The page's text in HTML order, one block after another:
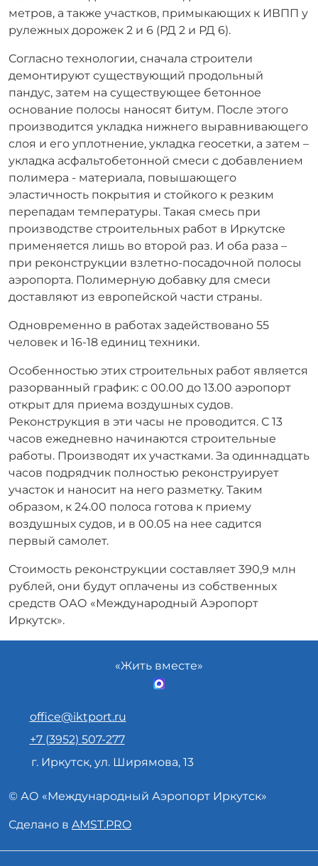
метров, а также участков, примыкающих к ИВПП у
рулежных дорожек 2 и 6 (РД 2 и РД 6).
Согласно технологии, сначала строители
демонтируют существующий продольный
пандус, затем на существующее бетонное
основание полосы наносят битум. После этого
производится укладка нижнего выравнивающего
слоя и его уплотнение, укладка геосетки, а затем –
укладка асфальтобетонной смеси с добавлением
полимера - материала, повышающего
эластичность покрытия и стойкого к резким
перепадам температуры. Такая смесь при
производстве строительных работ в Иркутске
применяется лишь во второй раз. И оба раза –
при реконструкции взлетно-посадочной полосы
аэропорта. Полимерную добавку для смеси
доставляют из европейской части страны.
Одновременно в работах задействовано 55
человек и 16-18 единиц техники.
Особенностью этих строительных работ является
разорванный график: с 00.00 до 13.00 аэропорт
открыт для приема воздушных судов.
Реконструкция в эти часы не проводится. С 13
часов ежедневно начинаются строительные
работы. Производят их участками. За одиннадцать
часов подрядчик полностью реконструирует
участок и наносит на него разметку. Таким
образом, к 24.00 полоса готова к приему
воздушных судов, и в 00.05 на нее садится
первый самолет.
Стоимость реконструкции составляет 390,9 млн
рублей, они будут оплачены из собственных
средств ОАО «Международный Аэропорт
Иркутск».
«Жить вместе»
office@iktport.ru
+7 (3952) 507-277
г. Иркутск, ул. Ширямова, 13
© АО «Международный Аэропорт Иркутск»
Сделано в AMST.PRO